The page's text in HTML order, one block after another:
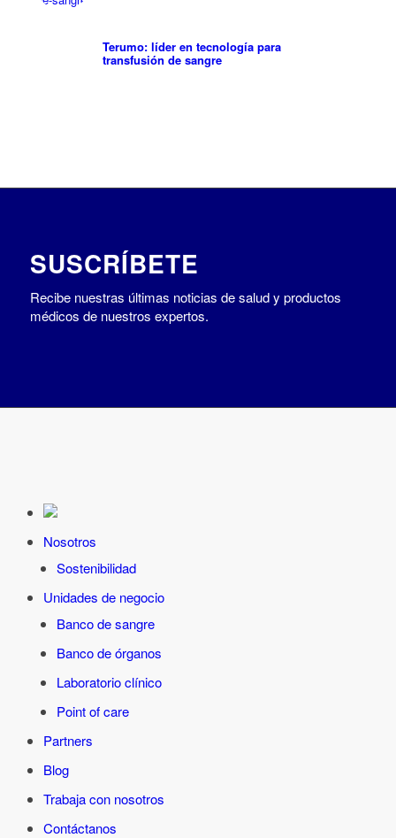
Terumo: líder en tecnología para
transfusión de sangre
SUSCRÍBETE
Recibe nuestras últimas noticias de salud y productos
médicos de nuestros expertos.
Nosotros
Sostenibilidad
Unidades de negocio
Banco de sangre
Banco de órganos
Laboratorio clínico
Point of care
Partners
Blog
Trabaja con nosotros
Contáctanos